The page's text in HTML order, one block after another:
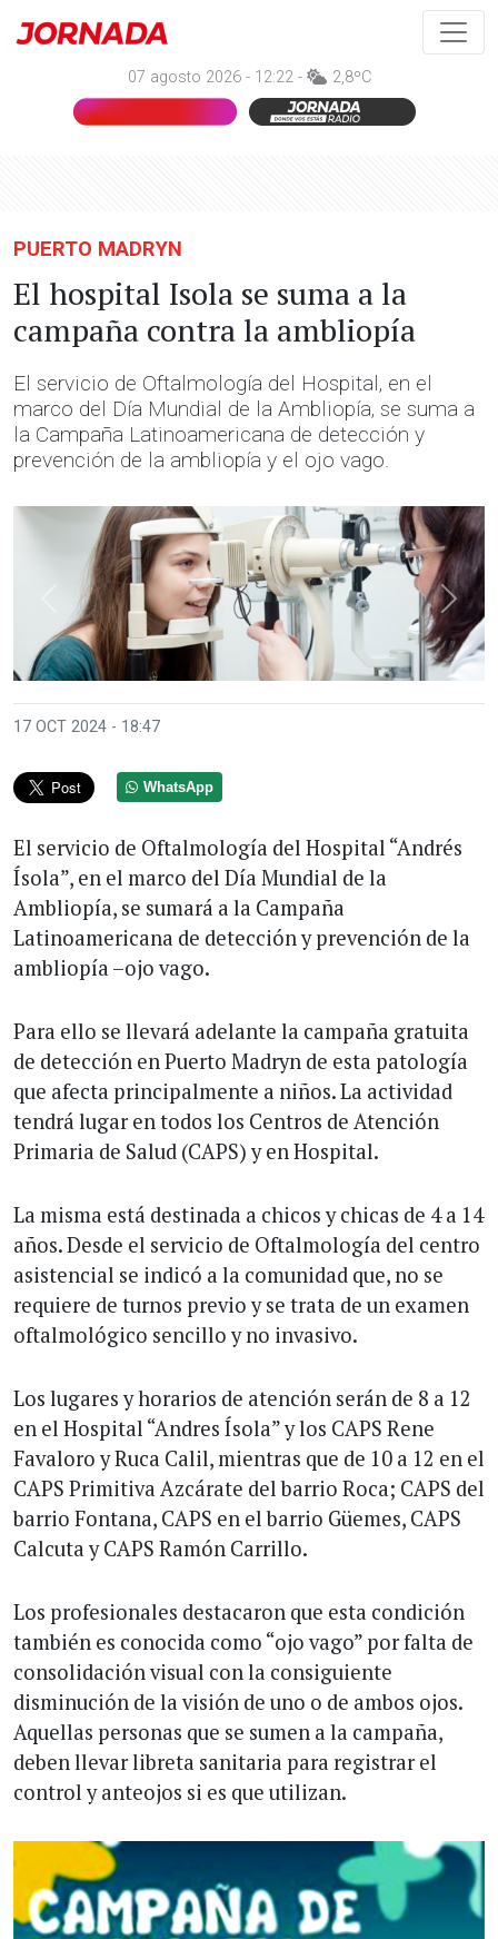
07 agosto 2026 - 12:22 - 2,8ºC
PUERTO MADRYN
El hospital Isola se suma a la
campaña contra la ambliopía
El servicio de Oftalmología del Hospital, en el
marco del Día Mundial de la Ambliopía, se suma a
la Campaña Latinoamericana de detección y
prevención de la ambliopía y el ojo vago.
Anterior
17 OCT 2024 - 18:47
WhatsApp
El servicio de Oftalmología del Hospital “Andrés
Ísola”, en el marco del Día Mundial de la
Ambliopía, se sumará a la Campaña
Latinoamericana de detección y prevención de la
ambliopía –ojo vago.
Para ello se llevará adelante la campaña gratuita
de detección en Puerto Madryn de esta patología
que afecta principalmente a niños. La actividad
tendrá lugar en todos los Centros de Atención
Primaria de Salud (CAPS) y en Hospital.
La misma está destinada a chicos y chicas de 4 a 14
años. Desde el servicio de Oftalmología del centro
asistencial se indicó a la comunidad que, no se
requiere de turnos previo y se trata de un examen
oftalmológico sencillo y no invasivo.
Los lugares y horarios de atención serán de 8 a 12
en el Hospital “Andres Ísola” y los CAPS Rene
Favaloro y Ruca Calil, mientras que de 10 a 12 en el
CAPS Primitiva Azcárate del barrio Roca; CAPS del
barrio Fontana, CAPS en el barrio Güemes, CAPS
Calcuta y CAPS Ramón Carrillo.
Los profesionales destacaron que esta condición
también es conocida como “ojo vago” por falta de
consolidación visual con la consiguiente
disminución de la visión de uno o de ambos ojos.
Aquellas personas que se sumen a la campaña,
deben llevar libreta sanitaria para registrar el
control y anteojos si es que utilizan.